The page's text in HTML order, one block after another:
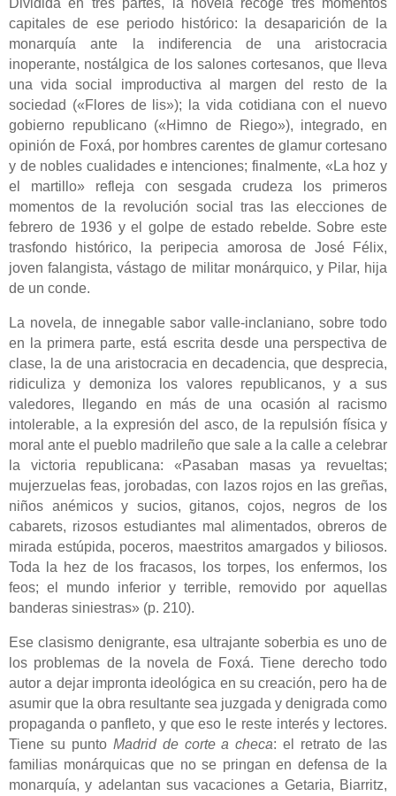
Dividida en tres partes, la novela recoge tres momentos
capitales de ese periodo histórico: la desaparición de la
monarquía ante la indiferencia de una aristocracia
inoperante, nostálgica de los salones cortesanos, que lleva
una vida social improductiva al margen del resto de la
sociedad («Flores de lis»); la vida cotidiana con el nuevo
gobierno republicano («Himno de Riego»), integrado, en
opinión de Foxá, por hombres carentes de glamur cortesano
y de nobles cualidades e intenciones; finalmente, «La hoz y
el martillo» refleja con sesgada crudeza los primeros
momentos de la revolución social tras las elecciones de
febrero de 1936 y el golpe de estado rebelde. Sobre este
trasfondo histórico, la peripecia amorosa de José Félix,
joven falangista, vástago de militar monárquico, y Pilar, hija
de un conde.
La novela, de innegable sabor valle-inclaniano, sobre todo
en la primera parte, está escrita desde una perspectiva de
clase, la de una aristocracia en decadencia, que desprecia,
ridiculiza y demoniza los valores republicanos, y a sus
valedores, llegando en más de una ocasión al racismo
intolerable, a la expresión del asco, de la repulsión física y
moral ante el pueblo madrileño que sale a la calle a celebrar
la victoria republicana: «Pasaban masas ya revueltas;
mujerzuelas feas, jorobadas, con lazos rojos en las greñas,
niños anémicos y sucios, gitanos, cojos, negros de los
cabarets, rizosos estudiantes mal alimentados, obreros de
mirada estúpida, poceros, maestritos amargados y biliosos.
Toda la hez de los fracasos, los torpes, los enfermos, los
feos; el mundo inferior y terrible, removido por aquellas
banderas siniestras» (p. 210).
Ese clasismo denigrante, esa ultrajante soberbia es uno de
los problemas de la novela de Foxá. Tiene derecho todo
autor a dejar impronta ideológica en su creación, pero ha de
asumir que la obra resultante sea juzgada y denigrada como
propaganda o panfleto, y que eso le reste interés y lectores.
Tiene su punto Madrid de corte a checa: el retrato de las
familias monárquicas que no se pringan en defensa de la
monarquía, y adelantan sus vacaciones a Getaria, Biarritz,